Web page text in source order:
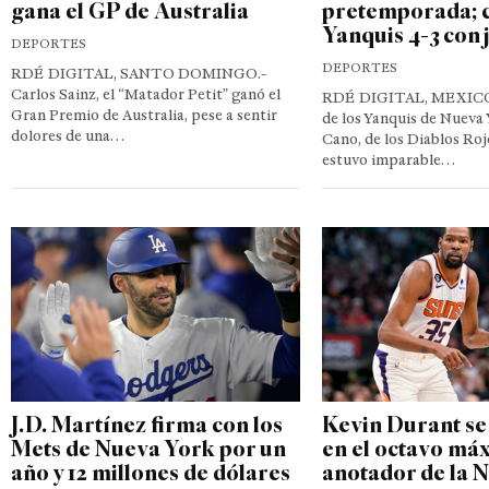
gana el GP de Australia
DEPORTES
RDÉ DIGITAL, SANTO DOMINGO.-
Carlos Sainz, el “Matador Petit” ganó el
Gran Premio de Australia, pese a sentir
dolores de una…
pretemporada;
Yanquis 4-3
DEPORTES
RDÉ DIGITAL,
de los Yanquis de
Cano, de los Diablos
estuvo imparable…
J.D. Martínez firma con los
Mets de Nueva York por un
año y 12 millones de dólares
Kevin Durant
en el octavo
anotador de la